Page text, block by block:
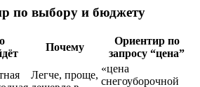
по выбору и бюджету
Почему
Ориентир по
запросу “цена”
Легче, проще,
«цена
снегоуборочной